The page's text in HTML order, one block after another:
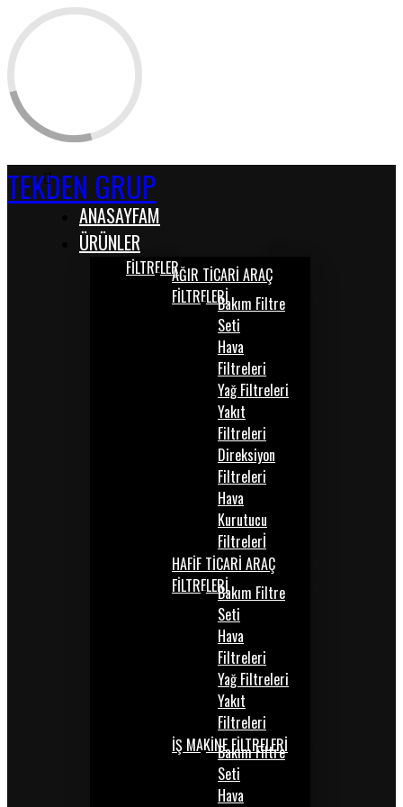
TEKDEN GRUP
ANASAYFAM
ÜRÜNLER
FİLTRELERAĞIR TİCARİ ARAÇ
FİLTRELERİBakım Filtre
Seti
Hava
Filtreleri
Yağ Filtreleri
Yakıt
Filtreleri
Direksiyon
Filtreleri
Hava
Kurutucu
Filtrelerİ
HAFİF TİCARİ ARAÇ
FİLTRELERİBakım Filtre
Seti
Hava
Filtreleri
Yağ Filtreleri
Yakıt
Filtreleri
İŞ MAKİNE FİLTRELERİ
Bakım Filtre
Seti
Hava